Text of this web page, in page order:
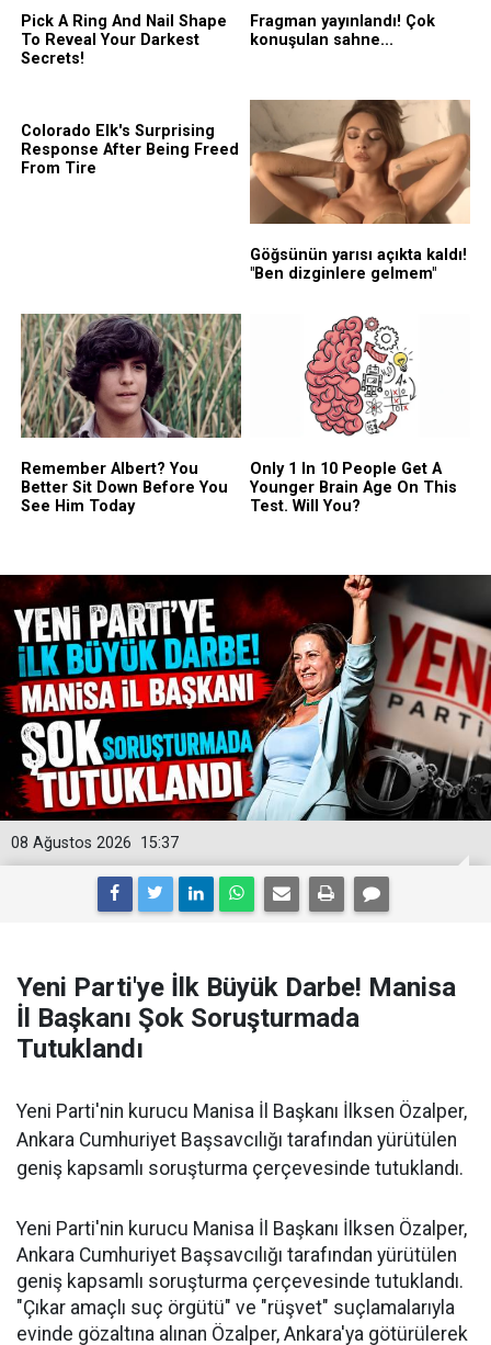
15:37
08 Ağustos 2026
Yeni Parti'ye İlk Büyük Darbe! Manisa
İl Başkanı Şok Soruşturmada
Tutuklandı
Yeni Parti'nin kurucu Manisa İl Başkanı İlksen Özalper,
Ankara Cumhuriyet Başsavcılığı tarafından yürütülen
geniş kapsamlı soruşturma çerçevesinde tutuklandı.
Yeni Parti'nin kurucu Manisa İl Başkanı İlksen Özalper,
Ankara Cumhuriyet Başsavcılığı tarafından yürütülen
geniş kapsamlı soruşturma çerçevesinde tutuklandı.
"Çıkar amaçlı suç örgütü" ve "rüşvet" suçlamalarıyla
evinde gözaltına alınan Özalper, Ankara'ya götürülerek